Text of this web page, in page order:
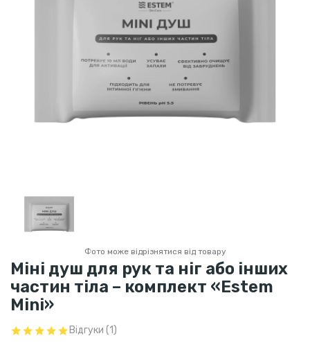
Фото може відрізнятися від товару
Міні душ для рук та ніг або інших
частин тіла – комплект «Estem
Mini»
Відгуки (1)